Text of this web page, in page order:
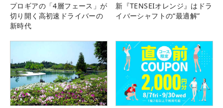
プロギアの「4層フェース」が
切り開く高初速ドライバーの
新時代
新『TENSEIオレンジ』はドラ
イバーシャフトの“最適解”